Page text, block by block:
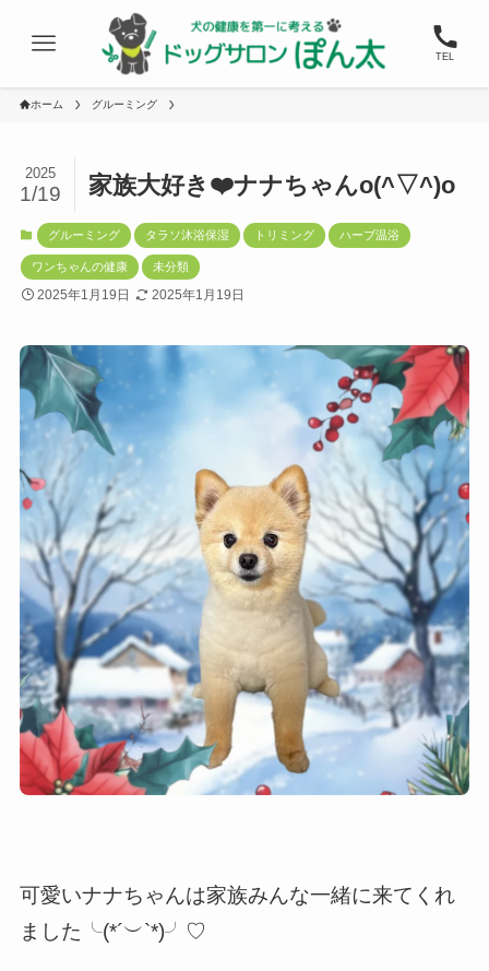
TEL
ホーム グルーミング
家族大好き❤️ナナちゃんo(^▽^)o
2025
1/19
グルーミング タラソ沐浴保湿 トリミング ハーブ温浴
ワンちゃんの健康 未分類
2025年1月19日 2025年1月19日
可愛いナナちゃんは家族みんな一緒に来てくれ
ました╰(*´︶`*)╯♡